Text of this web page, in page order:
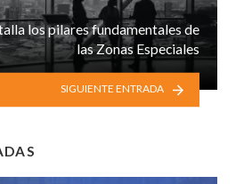
los pilares fundamentales de
las Zonas Especiales
SIGUIENTE ENTRADA